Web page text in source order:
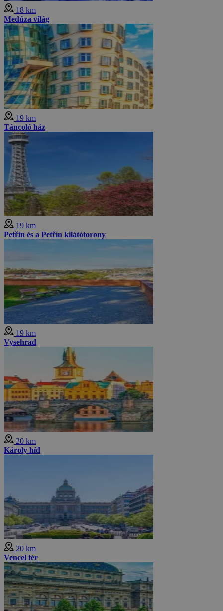
18 km
Medúza világ
19 km
Táncoló ház
19 km
Petřín és a Petřín kilátótorony
19 km
Vysehrad
20 km
Károly híd
20 km
Vencel tér